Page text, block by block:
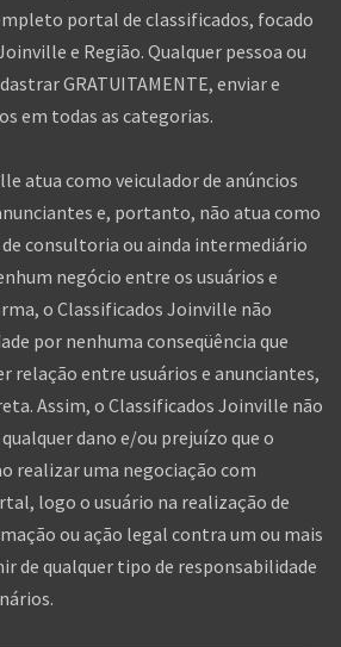
portal de classificados, focado
e Região. Qualquer pessoa ou
GRATUITAMENTE, enviar e
em todas as categorias.
atua como veiculador de anúncios
e, portanto, não atua como
consultoria ou ainda intermediário
negócio entre os usuários e
o Classificados Joinville não
por nenhuma conseqüência que
relação entre usuários e anunciantes,
Assim, o Classificados Joinville não
dano e/ou prejuízo que o
realizar uma negociação com
logo o usuário na realização de
ou ação legal contra um ou mais
de qualquer tipo de responsabilidade